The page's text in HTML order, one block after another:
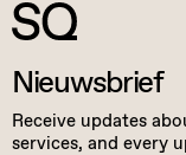
Nieuwsbrief
Receive updates
services, and every